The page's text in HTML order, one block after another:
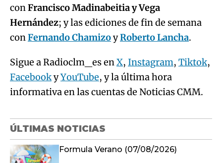
conFrancisco Madinabeitia y Vega
Hernández; y las ediciones de fin de semana
conFernando ChamizoyRoberto Lancha.
Sigue a Radioclm_es enX, Instagram, Tiktok,
FacebookyYouTube, y la última hora
informativa en las cuentas de Noticias CMM.
ÚLTIMAS NOTICIAS
Formula Verano (07/08/2026)